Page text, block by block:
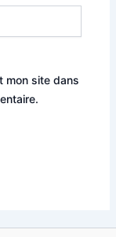
mon site dans